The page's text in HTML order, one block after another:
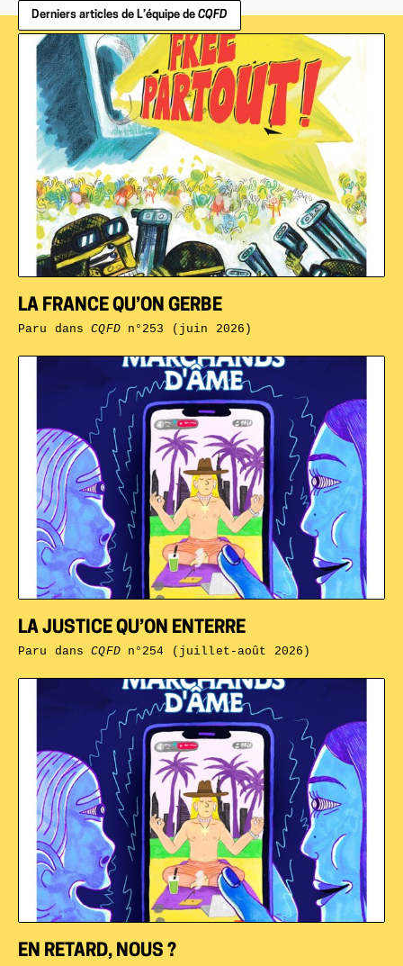
Derniers articles de L’équipe de CQFD
EN RETARD, NOUS ?
LA JUSTICE QU’ON ENTERRE
Paru dansCQFDn°254 (juillet-août 2026)
LA FRANCE QU’ON GERBE
Paru dansCQFDn°253 (juin 2026)